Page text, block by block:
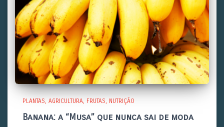
PLANTAS AGRICULTURA FRUTAS NUTRIÇÃO
Banana: a “Musa” que nunca sai de moda